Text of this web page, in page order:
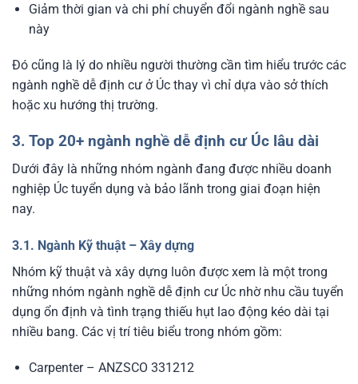
Giảm thời gian và chi phí chuyển đổi ngành nghề sau
này
Đó cũng là lý do nhiều người thường cần tìm hiểu trước các
ngành nghề dễ định cư ở Úc thay vì chỉ dựa vào sở thích
hoặc xu hướng thị trường.
3. Top 20+ ngành nghề dễ định cư Úc lâu dài
Dưới đây là những nhóm ngành đang được nhiều doanh
nghiệp Úc tuyển dụng và bảo lãnh trong giai đoạn hiện
nay.
3.1. Ngành Kỹ thuật – Xây dựng
Nhóm kỹ thuật và xây dựng luôn được xem là một trong
những nhóm ngành nghề dễ định cư Úc nhờ nhu cầu tuyển
dụng ổn định và tình trạng thiếu hụt lao động kéo dài tại
nhiều bang. Các vị trí tiêu biểu trong nhóm gồm:
Carpenter – ANZSCO 331212